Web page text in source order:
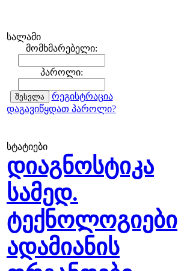
სალამი
მომხმარებელი:
პაროლი:
რეგისტრაცია
დაგავიწყდათ პაროლი?
სტატიები
დიაგნოსტიკა
სამედ.
ტექნოლოგიები
ადამიანის